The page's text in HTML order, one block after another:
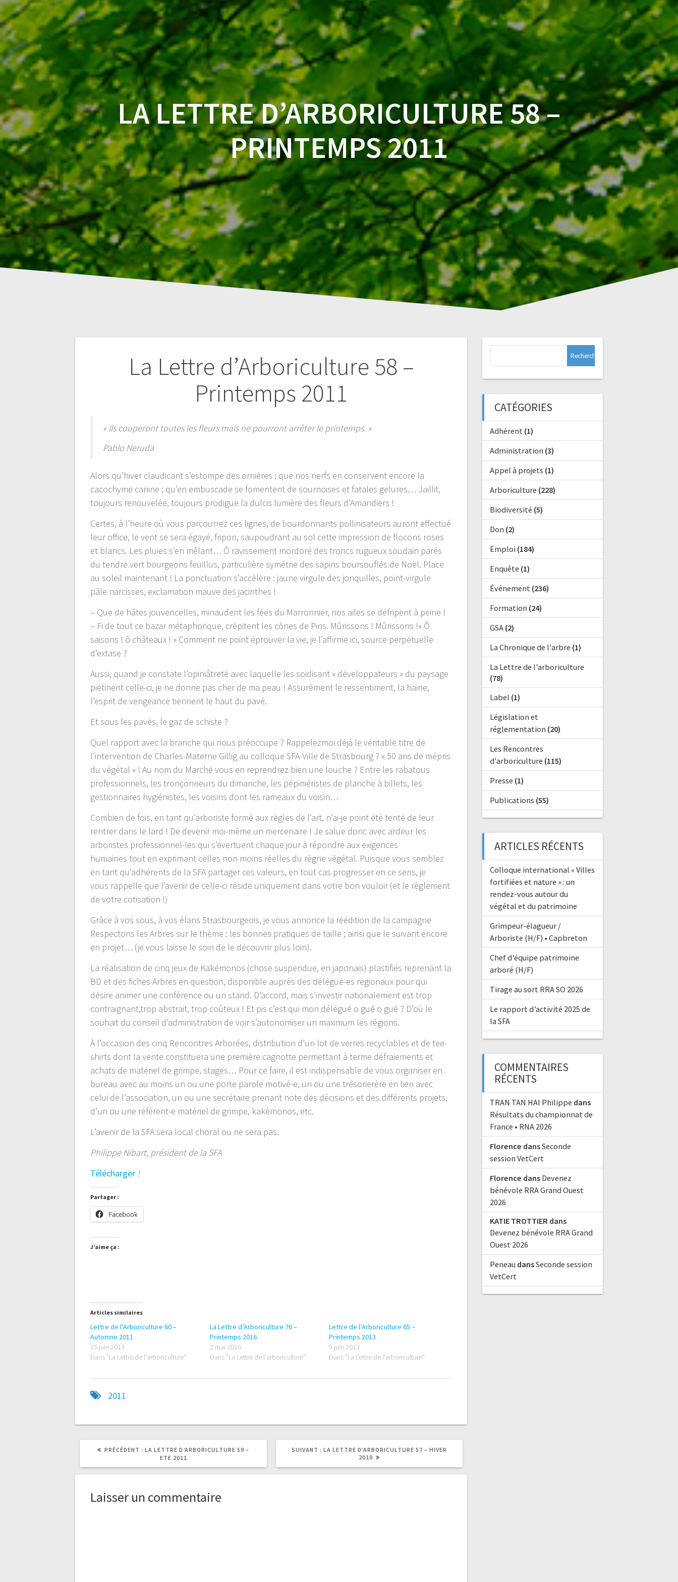
LA LETTRE D’ARBORICULTURE 58 –
PRINTEMPS 2011
La Lettre d’Arboriculture 58 –
Printemps 2011
« Ils couperont toutes les fleurs mais ne pourront arrêter le printemps. »
Pablo Neruda
Alors qu’hiver claudicant s’estompe des ornières ; que nos nerfs en conservent encore la
cacochyme canine ; qu’en embuscade se fomentent de sournoises et fatales gelures… Jaillit,
toujours renouvelée, toujours prodigue la dulcis lumière des fleurs d’Amandiers !
Certes, à l’heure où vous parcourrez ces lignes, de bourdonnants pollinisateurs auront effectué
leur office, le vent se sera égayé, fripon, saupoudrant au sol cette impression de flocons roses
et blancs. Les pluies s’en mêlant… Ô ravissement mordoré des troncs rugueux soudain parés
du tendre vert bourgeons feuillus, particulière symétrie des sapins boursouflés de Noël. Place
au soleil maintenant ! La ponctuation s’accélère : jaune virgule des jonquilles, point-virgule
pâle narcisses, exclamation mauve des jacinthes !
– Que de hâtes jouvencelles, minaudent les fées du Marronnier, nos ailes se défripent à peine !
– Fi de tout ce bazar métaphorique, crépitent les cônes de Pins. Mûrissons ! Mûrissons !« Ô
saisons ! ô châteaux ! » Comment ne point éprouver la vie, je l’affirme ici, source perpétuelle
d’extase ?
Aussi, quand je constate l’opiniâtreté avec laquelle les soidisant « développateurs » du paysage
piétinent celle-ci, je ne donne pas cher de ma peau ! Assurément le ressentiment, la haine,
l’esprit de vengeance tiennent le haut du pavé.
Et sous les pavés, le gaz de schiste ?
Quel rapport avec la branche qui nous préoccupe ? Rappelezmoi déjà le véritable titre de
l’intervention de Charles-Materne Gillig au colloque SFA-Ville de Strasbourg ? « 50 ans de mépris
du végétal » ! Au nom du Marché vous en reprendrez bien une louche ? Entre les rabatous
professionnels, les tronçonneurs du dimanche, les pépiniéristes de planche à billets, les
gestionnaires hygiénistes, les voisins dont les rameaux du voisin…
Combien de fois, en tant qu’arboriste formé aux règles de l’art, n’ai-je point été tenté de leur
rentrer dans le lard ! De devenir moi-même un mercenaire ! Je salue donc avec ardeur les
arboristes professionnel-les qui s’évertuent chaque jour à répondre aux exigences
humaines tout en exprimant celles non moins réelles du règne végétal. Puisque vous semblez
en tant qu’adhérents de la SFA partager ces valeurs, en tout cas progresser en ce sens, je
vous rappelle que l’avenir de celle-ci réside uniquement dans votre bon vouloir (et le règlement
de votre cotisation !)
Grâce à vos sous, à vos élans Strasbourgeois, je vous annonce la réédition de la campagne
Respectons les Arbres sur le thème : les bonnes pratiques de taille ; ainsi que le suivant encore
en projet… (je vous laisse le soin de le découvrir plus loin).
La réalisation de cinq jeux de Kakémonos (chose suspendue, en japonais) plastifiés reprenant la
BD et des fiches Arbres en question, disponible auprès des délégué-es régionaux pour qui
désire animer une conférence ou un stand. D’accord, mais s’investir nationalement est trop
contraignant,trop abstrait, trop coûteux ! Et pis c’est qui mon délégué o gué o gué ? D’où le
souhait du conseil d’administration de voir s’autonomiser un maximum les régions.
À l’occasion des cinq Rencontres Arborées, distribution d’un lot de verres recyclables et de tee-
shirts dont la vente constituera une première cagnotte permettant à terme défraiements et
achats de matériel de grimpe, stages… Pour ce faire, il est indispensable de vous organiser en
bureau avec au moins un ou une porte parole motivé-e, un ou une trésorierère en lien avec
celui de l’association, un ou une secrétaire prenant note des décisions et des différents projets,
d’un ou une référent-e matériel de grimpe, kakémonos, etc.
L’avenir de la SFA sera local choral ou ne sera pas.
Philippe Nibart, président de la SFA
Télécharger !
Partager :
Facebook
J’aime ça :
Articles similaires
Lettre de l’Arboriculture 60 –
Automne 2011
15 juin 2013
Dans "La Lettre de l'arboriculture"
La Lettre d’Arboriculture 76 –
Printemps 2016
2 mai 2016
Dans "La Lettre de l'arboriculture"
Lettre de l’Arboriculture 65 –
Printemps 2013
9 juin 2013
Dans "La Lettre de l'arboriculture"
2011
Navigation
l’article
PRÉCÉDENT : ARTICLE
PRÉCÉDENT
LA LETTRE D’ARBORICULTURE 59 –
ETE 2011
SUIVANT : ARTICLE
LA LETTRE D’ARBORICULTURE 57 – HIVER
2010
Laisser un commentaire
CATÉGORIES
Adhérent(1)
Administration (3)
Appel à projets (1)
Arboriculture (228)
Biodiversité (5)
Don (2)
Emploi (184)
Enquête (1)
Événement(236)
Formation (24)
GSA(2)
La Chronique de l'arbre (1)
La Lettre de l'arboriculture
(78)
Label (1)
Législation et
réglementation (20)
Les Rencontres
d'arboriculture (115)
Presse (1)
Publications (55)
ARTICLES RÉCENTS
Colloque international « Villes
fortifiées et nature » : un
rendez-vous autour du
végétal et du patrimoine
Grimpeur-élagueur /
Arboriste (H/F) • Capbreton
Chef d’équipe patrimoine
arboré (H/F)
Tirage au sort RRA SO 2026
Le rapport d’activité 2025 de
la SFA
COMMENTAIRES
RÉCENTS
TRAN TAN HAI Philippe dans
Résultats du championnat de
France • RNA 2026
Florence dansSeconde
session VetCert
Florence dans Devenez
bénévole RRA Grand Ouest
2026
KATIE TROTTIER dans
Devenez bénévole RRA Grand
Ouest 2026
Peneau dansSeconde session
VetCert